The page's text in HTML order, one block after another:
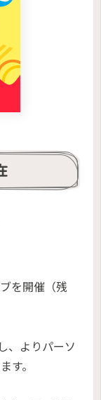
を開催（残
、よりパーソ
す。